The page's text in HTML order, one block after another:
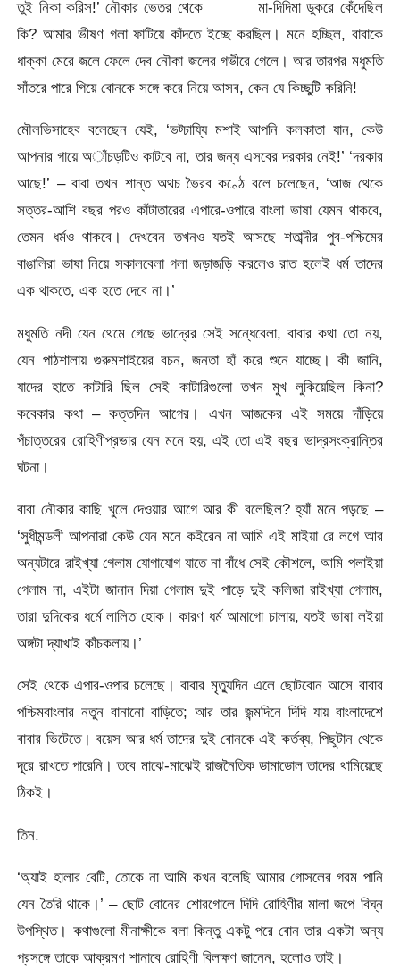
তুই নিকা করিস!’ নৌকার ভেতর থেকে মা-দিদিমা ডুকরে কেঁদেছিল
কি? আমার ভীষণ গলা ফাটিয়ে কাঁদতে ইচ্ছে করছিল। মনে হচ্ছিল, বাবাকে
ধাক্কা মেরে জলে ফেলে দেব নৌকা জলের গভীরে গেলে। আর তারপর মধুমতি
সাঁতরে পারে গিয়ে বোনকে সঙ্গে করে নিয়ে আসব, কেন যে কিচ্ছুটি করিনি!
মৌলভিসাহেব বলেছেন যেই, ‘ভট্চায্যি মশাই আপনি কলকাতা যান, কেউ
আপনার গায়ে অাঁচড়টিও কাটবে না, তার জন্য এসবের দরকার নেই!’ ‘দরকার
আছে!’ – বাবা তখন শান্ত অথচ ভৈরব কণ্ঠে বলে চলেছেন, ‘আজ থেকে
সত্তর-আশি বছর পরও কাঁটাতারের এপারে-ওপারে বাংলা ভাষা যেমন থাকবে,
তেমন ধর্মও থাকবে। দেখবেন তখনও যতই আসছে শতাব্দীর পুব-পশ্চিমের
বাঙালিরা ভাষা নিয়ে সকালবেলা গলা জড়াজড়ি করলেও রাত হলেই ধর্ম তাদের
এক থাকতে, এক হতে দেবে না।’
মধুমতি নদী যেন থেমে গেছে ভাদ্রের সেই সন্ধেবেলা, বাবার কথা তো নয়,
যেন পাঠশালায় গুরুমশাইয়ের বচন, জনতা হাঁ করে শুনে যাচ্ছে। কী জানি,
যাদের হাতে কাটারি ছিল সেই কাটারিগুলো তখন মুখ লুকিয়েছিল কিনা?
কবেকার কথা – কত্তদিন আগের। এখন আজকের এই সময়ে দাঁড়িয়ে
পঁচাত্তরের রোহিণীপ্রভার যেন মনে হয়, এই তো এই বছর ভাদ্রসংক্রান্তির
ঘটনা।
বাবা নৌকার কাছি খুলে দেওয়ার আগে আর কী বলেছিল? হ্যাঁ মনে পড়ছে –
‘সুধীমন্ডলী আপনারা কেউ যেন মনে কইরেন না আমি এই মাইয়া রে লগে আর
অন্যটারে রাইখ্যা গেলাম যোগাযোগ যাতে না বাঁধে সেই কৌশলে, আমি পলাইয়া
গেলাম না, এইটা জানান দিয়া গেলাম দুই পাড়ে দুই কলিজা রাইখ্যা গেলাম,
তারা দুদিকের ধর্মে লালিত হোক। কারণ ধর্ম আমাগো চালায়, যতই ভাষা লইয়া
অঙ্গটা দ্যাখাই কাঁচকলায়।’
সেই থেকে এপার-ওপার চলেছে। বাবার মৃত্যুদিন এলে ছোটবোন আসে বাবার
পশ্চিমবাংলার নতুন বানানো বাড়িতে; আর তার জন্মদিনে দিদি যায় বাংলাদেশে
বাবার ভিটেতে। বয়েস আর ধর্ম তাদের দুই বোনকে এই কর্তব্য, পিছুটান থেকে
দূরে রাখতে পারেনি। তবে মাঝে-মাঝেই রাজনৈতিক ডামাডোল তাদের থামিয়েছে
ঠিকই।
তিন.
‘অ্যাই হালার বেটি, তোকে না আমি কখন বলেছি আমার গোসলের গরম পানি
যেন তৈরি থাকে।’ – ছোট বোনের শোরগোলে দিদি রোহিণীর মালা জপে বিঘ্ন
উপস্থিত। কথাগুলো মীনাক্ষীকে বলা কিন্তু একটু পরে বোন তার একটা অন্য
প্রসঙ্গে তাকে আক্রমণ শানাবে রোহিণী বিলক্ষণ জানেন, হলোও তাই।